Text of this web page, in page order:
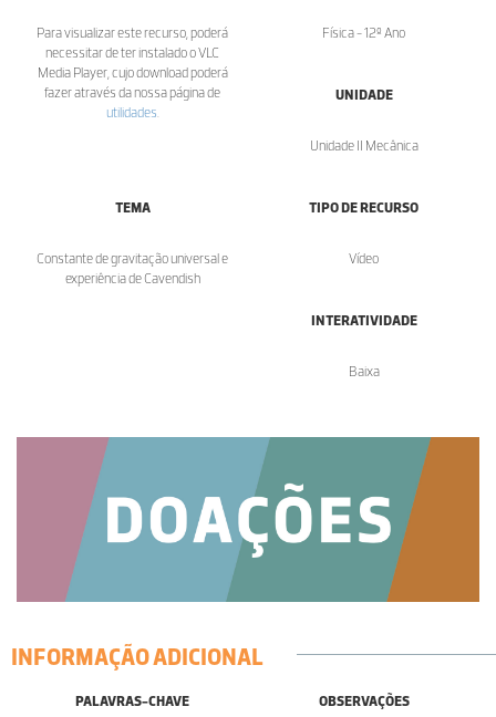
Para visualizar este recurso, poderá
necessitar de ter instalado o VLC
Media Player, cujo download poderá
fazer através da nossa página de
utilidades.
Física - 12º Ano
UNIDADE
Unidade II Mecânica
TEMA
Constante de gravitação universal e
experiência de Cavendish
TIPO DE RECURSO
Vídeo
INTERATIVIDADE
Baixa
INFORMAÇÃO ADICIONAL
PALAVRAS-CHAVE OBSERVAÇÕES